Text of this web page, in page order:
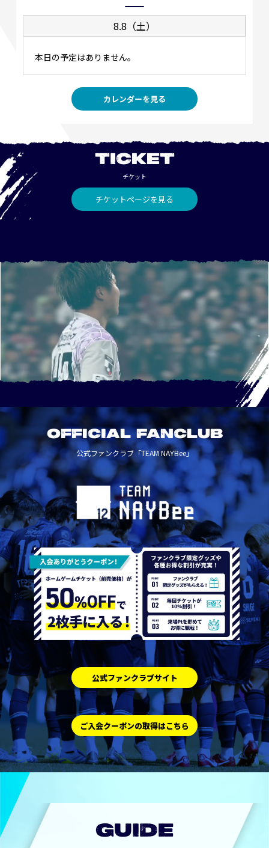
8.8（土）
本日の予定はありません。
カレンダーを見る
TICKET
チケット
チケットページを見る
OFFICIAL FANCLUB
公式ファンクラブ「TEAM NAYBee」
公式ファンクラブサイト
ご入会クーポンの取得はこちら
GUIDE